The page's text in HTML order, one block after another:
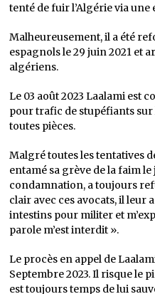
tenté de fuir l’Algérie via
Malheureusement, il a été
espagnols le 29 juin 2021 et
algériens.
Le 03 août 2023 Laalami est
pour trafic de stupéfiants sur
toutes pièces.
Malgré toutes les tentatives
entamé sa grève de la faim le
condamnation, a toujours
clair avec ces avocats, il leur
intestins pour militer et
parole m’est interdit ».
Le procès en appel de
Septembre 2023. Il risque le
est toujours temps de lui